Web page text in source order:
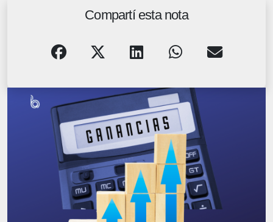
Compartí esta nota